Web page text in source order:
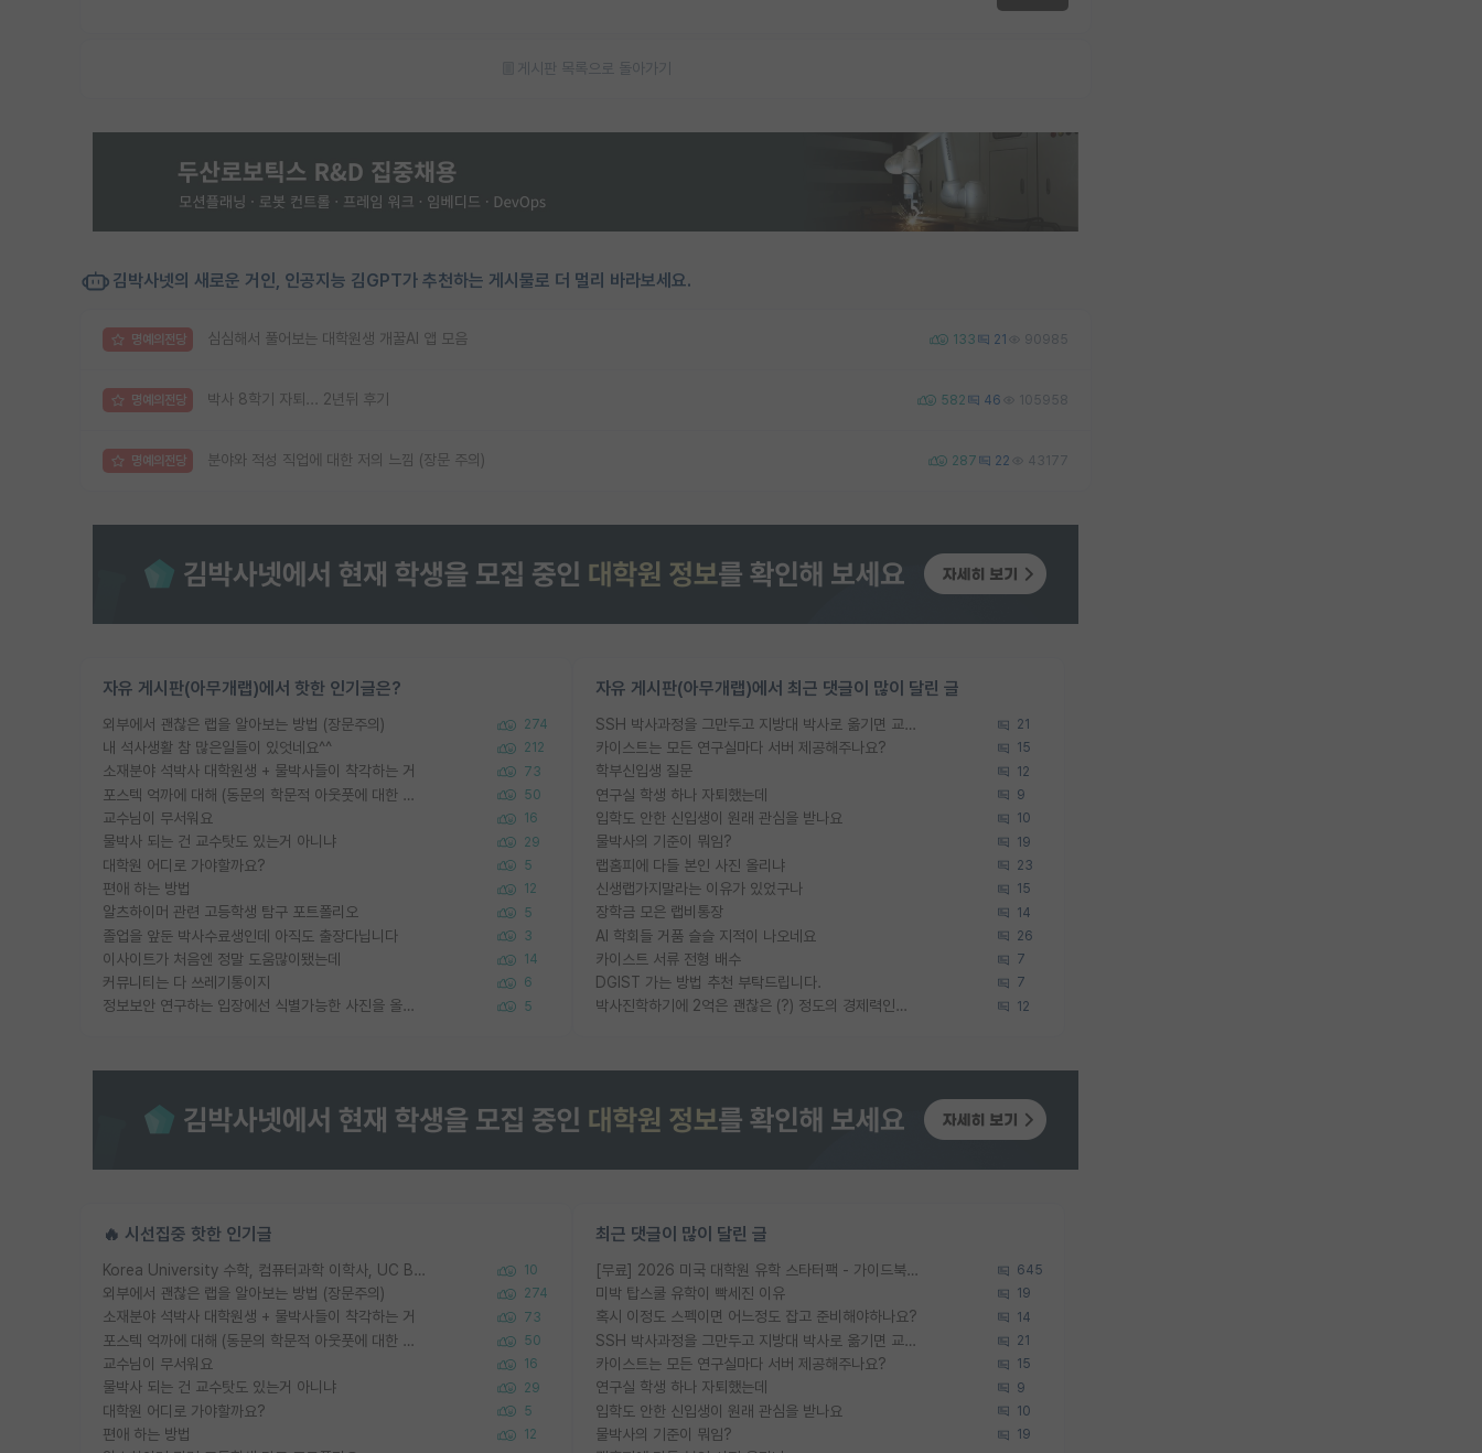
게시판 목록으로 돌아가기
김박사넷의 새로운 거인, 인공지능 김GPT가 추천하는 게시물로 더 멀리 바라보세요.
명예의전당 심심해서 풀어보는 대학원생 개꿀AI 앱 모음 133 21 90985
명예의전당 박사 8학기 자퇴... 2년뒤 후기 582 46 105958
명예의전당 분야와 적성 직업에 대한 저의 느낌 (장문 주의) 287 22 43177
자유 게시판(아무개랩)에서 핫한 인기글은?
외부에서 괜찮은 랩을 알아보는 방법 (장문주의) 274
내 석사생활 참 많은일들이 있엇네요^^ 212
소재분야 석박사 대학원생 + 물박사들이 착각하는 거 73
포스텍 억까에 대해 (동문의 학문적 아웃풋에 대한 반박) 50
교수님이 무서워요 16
물박사 되는 건 교수탓도 있는거 아니냐 29
대학원 어디로 가야할까요? 5
편애 하는 방법 12
알츠하이머 관련 고등학생 탐구 포트폴리오 5
졸업을 앞둔 박사수료생인데 아직도 출장다닙니다 3
이사이트가 처음엔 정말 도움많이됐는데 14
커뮤니티는 다 쓰레기통이지 6
정보보안 연구하는 입장에선 식별가능한 사진을 올리는건 비추이긴함 5
자유 게시판(아무개랩)에서 최근 댓글이 많이 달린 글
SSH 박사과정을 그만두고 지방대 박사로 옮기면 교수의 꿈은 끝일까요? 21
카이스트는 모든 연구실마다 서버 제공해주나요? 15
학부신입생 질문 12
연구실 학생 하나 자퇴했는데 9
입학도 안한 신입생이 원래 관심을 받나요 10
물박사의 기준이 뭐임? 19
랩홈피에 다들 본인 사진 올리냐 23
신생랩가지말라는 이유가 있었구나 15
장학금 모은 랩비통장 14
AI 학회들 거품 슬슬 지적이 나오네요 26
카이스트 서류 전형 배수 7
DGIST 가는 방법 추천 부탁드립니다. 7
박사진학하기에 2억은 괜찮은 (?) 정도의 경제력인가요 12
🔥 시선집중 핫한 인기글
Korea University 수학, 컴퓨터과학 이학사, UC Berkeley 산업공학 대학원 공학박사가 되는 것은 쉽지 않겠죠? 10
외부에서 괜찮은 랩을 알아보는 방법 (장문주의) 274
소재분야 석박사 대학원생 + 물박사들이 착각하는 거 73
포스텍 억까에 대해 (동문의 학문적 아웃풋에 대한 반박) 50
교수님이 무서워요 16
물박사 되는 건 교수탓도 있는거 아니냐 29
대학원 어디로 가야할까요? 5
편애 하는 방법 12
최근 댓글이 많이 달린 글
[무료] 2026 미국 대학원 유학 스타터팩 - 가이드북 & 합격자 컨택메일 템플릿 645
미박 탑스쿨 유학이 빡세진 이유 19
혹시 이정도 스펙이면 어느정도 잡고 준비해야하나요? 14
SSH 박사과정을 그만두고 지방대 박사로 옮기면 교수의 꿈은 끝일까요? 21
카이스트는 모든 연구실마다 서버 제공해주나요? 15
연구실 학생 하나 자퇴했는데 9
입학도 안한 신입생이 원래 관심을 받나요 10
물박사의 기준이 뭐임? 19